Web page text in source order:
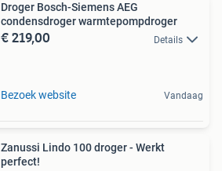
Droger Bosch-Siemens AEG
condensdroger warmtepompdroger
€ 219,00 Details
Bezoek website Vandaag
Zanussi Lindo 100 droger - Werkt
perfect!